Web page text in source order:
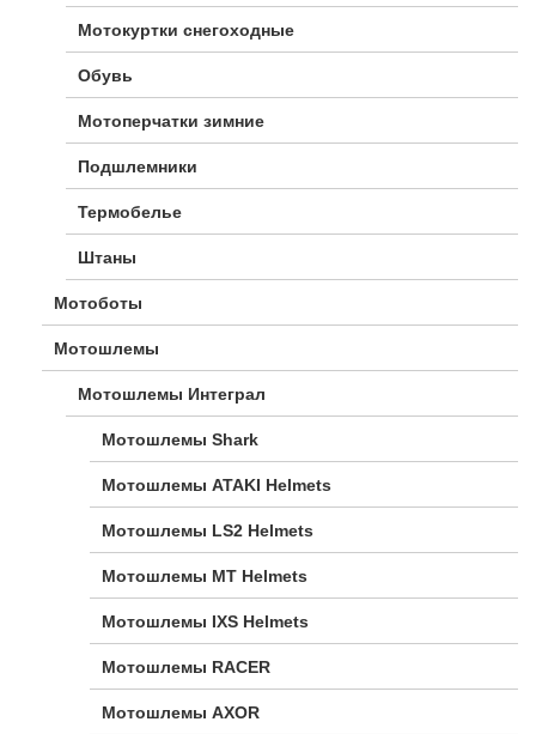
Мотокуртки снегоходные
Обувь
Мотоперчатки зимние
Подшлемники
Термобелье
Штаны
Мотоботы
Мотошлемы
Мотошлемы Интеграл
Мотошлемы Shark
Мотошлемы ATAKI Helmets
Мотошлемы LS2 Helmets
Мотошлемы MT Helmets
Мотошлемы IXS Helmets
Мотошлемы RACER
Мотошлемы AXOR